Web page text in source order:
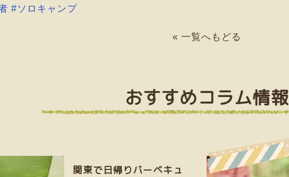
#ソロキャンプ
« 一覧へもどる
おすすめコラム情報
関東で日帰りバーベキュ